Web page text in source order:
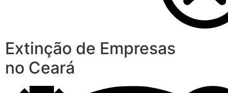
Extinção de Empresas
no Ceará